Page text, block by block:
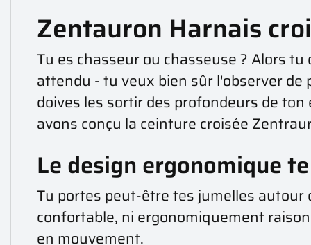
Zentauron Harnais
Tu es chasseur ou chasseuse ? Alors
attendu - tu veux bien sûr l'observer de
doives les sortir des profondeurs de
avons conçu la ceinture croisée
Le design ergonomique
Tu portes peut-être tes jumelles autour
confortable, ni ergonomiquement
en mouvement.